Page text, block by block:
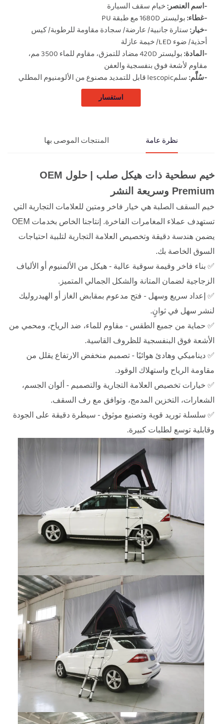
-اسم العنصر:خيام سقف السيارة
-غطاء:بوليستر 1680D مع طبقة PU
-خيار:ستارة جانبية/ عارضة/ سجادة مقاومة للرطوبة/ كيس
أحذية/ ضوء LED/ خيمة عازلة
-المادة:
بوليستر 420D مضاد للتمزق، مقاوم للماء 3500 مم،
مقاوم لأشعة فوق بنفسجية والعفن
-سُلَّم:سلمlescopic قابل للتمديد مصنوع من الألومنيوم المطلي
استفسار
نظرة عامة المنتجات الموصى بها
خيم سطحية ذات هيكل صلب | حلول OEM
Premium وسريعة النشر
خيم السقف الصلبة هي خيار فاخر ومتين للعلامات التجارية التي
تستهدف عملاء المغامرات الفاخرة. إنتاجنا الخاص بخدمات OEM
يضمن هندسة دقيقة وتخصيص العلامة التجارية لتلبية احتياجات
السوق الخاصة بك.
✅ بناء فاخر وقيمة سوقية عالية - هيكل من الألمنيوم أو الألياف
الزجاجية لضمان المتانة والشكل الجمالي المتميز.
✅ إعداد سريع وسهل - فتح مدعوم بمقابض الغاز أو الهيدروليك
لنشر سهل في ثوانٍ.
✅ حماية من جميع الطقس - مقاوم للماء، ضد الرياح، ومحمي من
الأشعة فوق البنفسجية للظروف القاسية.
✅ ديناميكي وهادئ هوائيًا - تصميم منخفض الارتفاع يقلل من
مقاومة الرياح واستهلاك الوقود.
✅ خيارات تخصيص العلامة التجارية والتصميم - ألوان الجسم،
الشعارات، التخزين المدمج، وتوافق مع رف السقف.
✅ سلسلة توريد قوية وتصنيع موثوق - سيطرة دقيقة على الجودة
وقابلية توسع لطلبات كبيرة.